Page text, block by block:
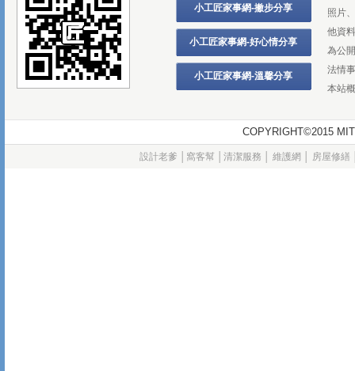
小工匠家事網-撇步分享
小工匠家事網-好心情分享
小工匠家事網-溫馨分享
照片
他資
為公
法情
本站
COPYRIGHT©2015
設計老爹 窩客幫 清潔服務 維護網 房屋修繕